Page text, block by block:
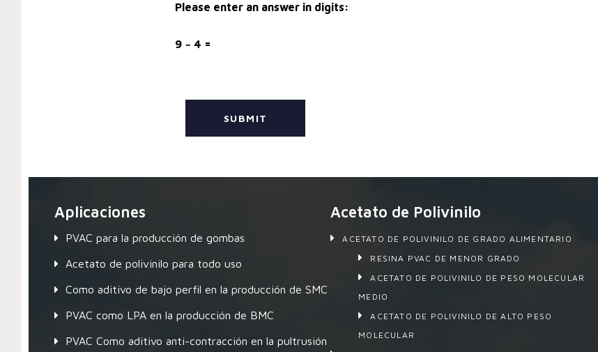
Please enter an answer in digits:
9 − 4 =
Aplicaciones
PVAC para la producción de gombas
Acetato de polivinilo para todo uso
Como aditivo de bajo perfil en la producción de SMC
PVAC como LPA en la producción de BMC
PVAC Como aditivo anti-contracción en la pultrusión
Acetato de Polivinilo
ACETATO DE POLIVINILO DE GRADO ALIMENTARIO
RESINA PVAC DE MENOR GRADO
ACETATO DE POLIVINILO DE PESO MOLECULAR
MEDIO
ACETATO DE POLIVINILO DE ALTO PESO
MOLECULAR